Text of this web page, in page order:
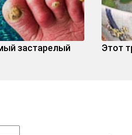
застарелый
Этот